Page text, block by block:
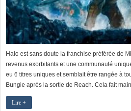
Halo est sans doute la franchise préférée de
revenus exorbitants et une communauté
eu 6 titres uniques et semblait être rangée à
Bungie après la sortie de Reach. Cela fait
Lire +